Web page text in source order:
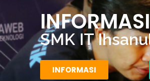
SMK IT
INFORMASI